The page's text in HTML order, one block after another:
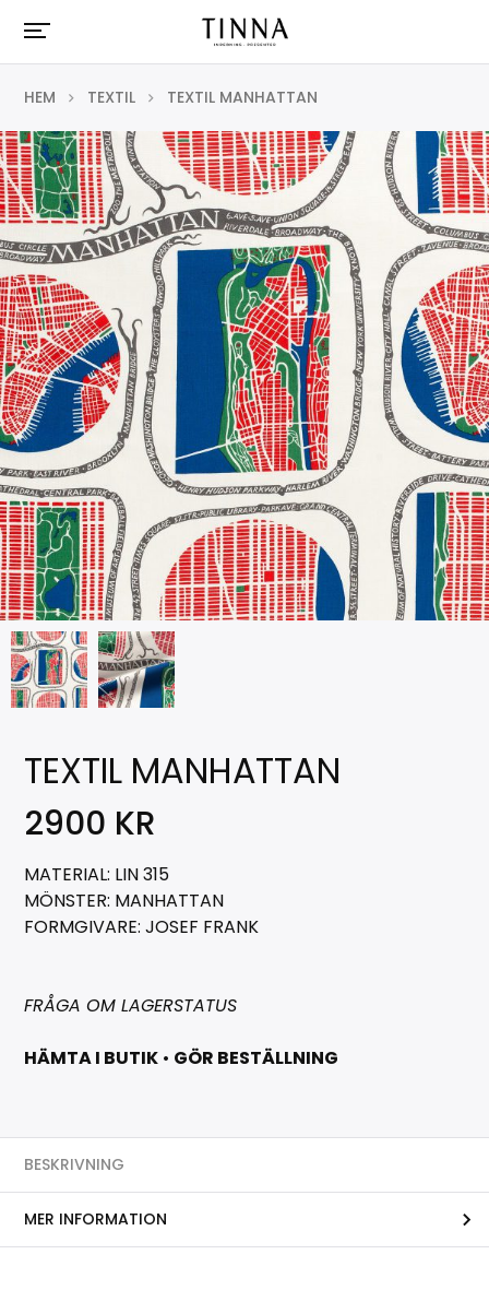
HEM TEXTIL TEXTIL MANHATTAN
TEXTIL MANHATTAN
2900 KR
MATERIAL: LIN 315
MÖNSTER: MANHATTAN
FORMGIVARE: JOSEF FRANK
FRÅGA OM LAGERSTATUS
HÄMTA I BUTIK • GÖR BESTÄLLNING
BESKRIVNING
MER INFORMATION